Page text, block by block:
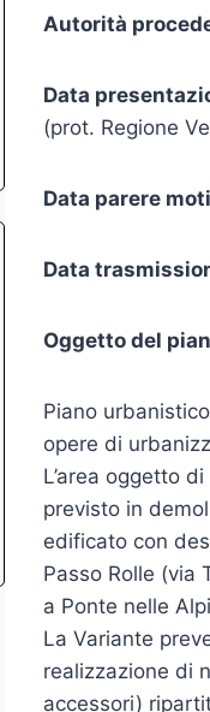
Autorità
Data
(prot. Regione
Data parere
Data
Oggetto del
Piano
opere di
L’area oggetto
previsto in
edificato con
Passo Rolle (via
a Ponte nelle
La Variante
realizzazione di
accessori)